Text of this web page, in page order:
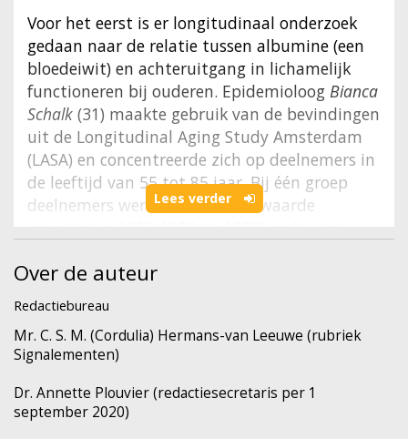
Lees verder
Voor het eerst is er longitudinaal onderzoek
gedaan naar de relatie tussen albumine (een
bloedeiwit) en achteruitgang in lichamelijk
functioneren bij ouderen. Epidemioloog Bianca
Schalk (31) maakte gebruik van de bevindingen
uit de Longitudinal Aging Study Amsterdam
(LASA) en concentreerde zich op deelnemers in
de leeftijd van 55 tot 85 jaar. Bij één groep
deelnemers werd de albumine waarde
1992/1993 én drie jaar later (n=713). De
resultaten in haar proefschrift laten zien dat
achteruitgang van albumine waarde
samenhangt met achteruitgang in lichamelijk
functioneren. Eerdere onderzoeken hadden al
aangetoond dat een lage albumine waarde is
Over de auteur
Redactiebureau
Mr. C. S. M. (Cordulia) Hermans-van Leeuwe (rubriek
Signalementen)
Dr. Annette Plouvier (redactiesecretaris per 1
september 2020)